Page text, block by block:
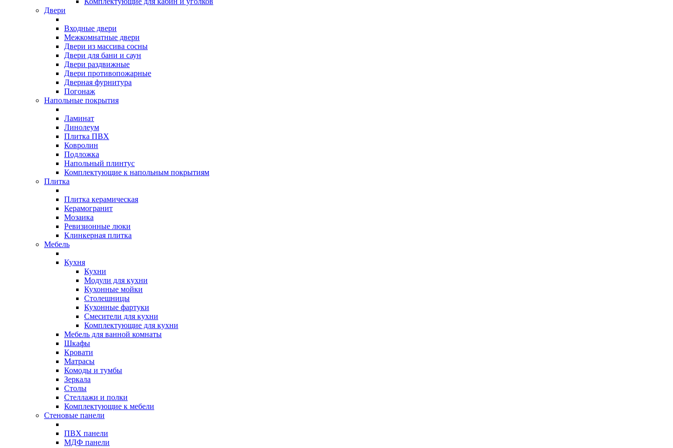
Двери
Входные двери
Межкомнатные двери
Двери из массива сосны
Двери для бани и саун
Двери раздвижные
Двери противопожарные
Дверная фурнитура
Погонаж
Напольные покрытия
Ламинат
Линолеум
Плитка ПВХ
Ковролин
Подложка
Напольный плинтус
Комплектующие к напольным покрытиям
Плитка
Плитка керамическая
Керамогранит
Мозаика
Ревизионные люки
Клинкерная плитка
Мебель
Кухня
Кухни
Модули для кухни
Кухонные мойки
Столешницы
Кухонные фартуки
Смесители для кухни
Комплектующие для кухни
Мебель для ванной комнаты
Шкафы
Кровати
Матрасы
Комоды и тумбы
Зеркала
Столы
Стеллажи и полки
Комплектующие к мебели
Стеновые панели
ПВХ панели
МДФ панели